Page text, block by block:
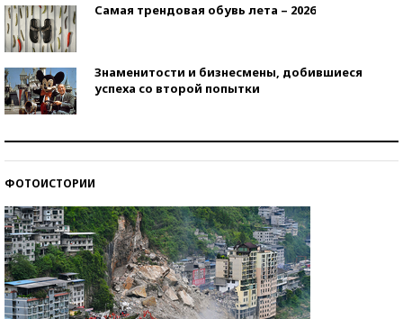
Самая трендовая обувь лета – 2026
Знаменитости и бизнесмены, добившиеся
успеха со второй попытки
ФОТОИСТОРИИ